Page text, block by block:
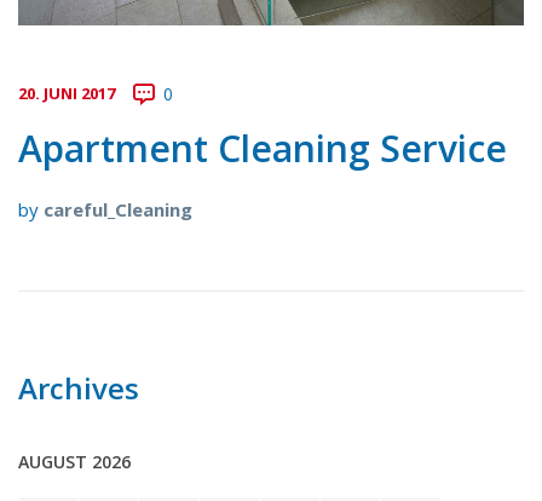
20. JUNI 2017 0
Apartment Cleaning Service
by careful_Cleaning
Archives
AUGUST 2026